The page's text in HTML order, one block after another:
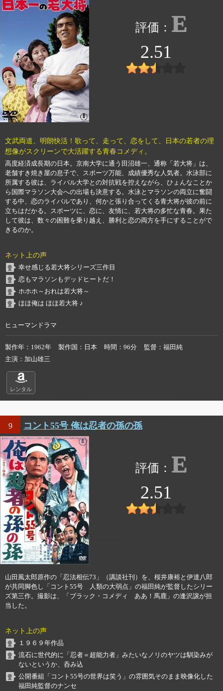
E
2.51
文武両道、明朗快活！歌って、走って、恋をして、日本の若者の理
想像がスクリーンで大活躍する青春コメディ。
高度経済成長期の日本。京南大学に通う田沼雄一、通称「若大将」は、
老舗すき焼き屋の息子で、スポーツ万能、成績優秀な人気者。水泳部に
所属する彼は、ライバル大学との対抗戦を控えながら、ひょんなことか
ら国際マラソン大会への出場も決意する。水泳とマラソンの両立に奮闘
する中、恋のライバルであり、何かと張り合ってくる青大将が彼の前に
立ちはだかる。スポーツに、恋に、友情に、若大将の多忙な青春。果た
して彼は、数々の困難を乗り越え、勝利と恋の両方を手にすることがで
きるのか。
ネット上の声
幸せ感じる若大将シリーズ三作目
恋もマラソンもデッドヒートだ！
ホホホ～おれは若大将～
ほほ俺は ほほ若大将 ♪
ヒューマンドラマ
製作年 1962年 製作国 日本 時間 96分 監督
福田純
主演
加山雄三
レンタル
9 コント55号 俺は忍者の孫の孫
E
2.51
山田風太郎原作の「忍法相伝73」（講談社刊）を、桜井康裕と伊達八郎
が共同脚色し「コント55号 人類の大弱点」の福田純が監督したシリー
ズ第三作。撮影は、「ブラック・コメディ ああ！馬鹿」の逢沢譲が担
当した。
ネット上の声
１９６９年作品
流石に世代的に「忍者＝超能力者」みたいなノリのヤツは馴染みが
ないというか、呑み込
公開番組「コント55号の世界は笑う」の雰囲気そのまま映像化した
福田純監督のナンセ